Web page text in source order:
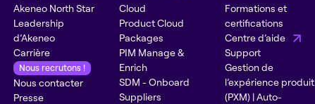
Akeneo North Star
Leadership
d’Akeneo
Carrière
Nous recrutons !
Nous contacter
Presse
Cloud
Product Cloud
Packages
PIM Manage &
Enrich
SDM - Onboard
Suppliers
Formations et
certifications
Centre d’aide
Support
Gestion de
l’expérience produit
(PXM) | Auto-